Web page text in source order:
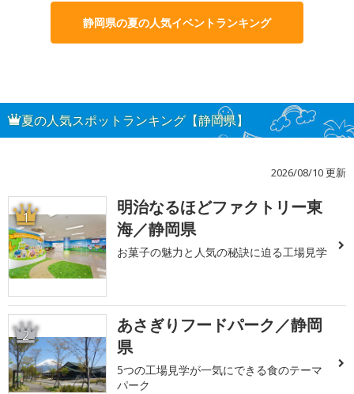
静岡県の夏の人気イベントランキング
夏の人気スポットランキング【静岡県】
2026/08/10 更新
1
明治なるほどファクトリー東
海／静岡県
お菓子の魅力と人気の秘訣に迫る工場見学
2
あさぎりフードパーク／静岡
県
5つの工場見学が一気にできる食のテーマ
パーク